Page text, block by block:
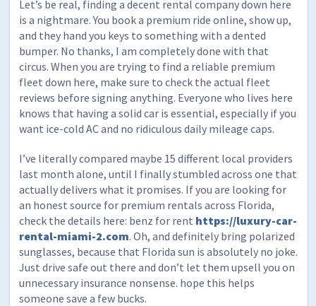
Let’s be real, finding a decent rental company down here
is a nightmare. You book a premium ride online, show up,
and they hand you keys to something with a dented
bumper. No thanks, I am completely done with that
circus. When you are trying to find a reliable premium
fleet down here, make sure to check the actual fleet
reviews before signing anything. Everyone who lives here
knows that having a solid car is essential, especially if you
want ice-cold AC and no ridiculous daily mileage caps.
I’ve literally compared maybe 15 different local providers
last month alone, until I finally stumbled across one that
actually delivers what it promises. If you are looking for
an honest source for premium rentals across Florida,
check the details here: benz for rent https://luxury-car-
rental-miami-2.com. Oh, and definitely bring polarized
sunglasses, because that Florida sun is absolutely no joke.
Just drive safe out there and don’t let them upsell you on
unnecessary insurance nonsense. hope this helps
someone save a few bucks.